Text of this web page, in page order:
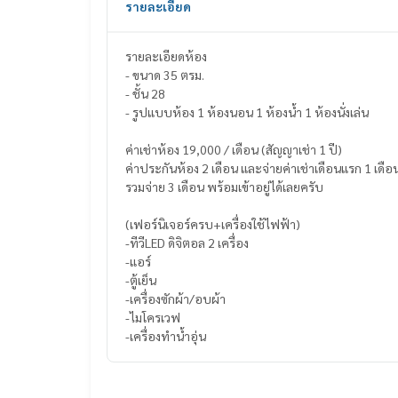
รายละเอียด
รายละเอียดห้อง
- ขนาด 35 ตรม.
- ชั้น 28
- รูปแบบห้อง 1 ห้องนอน 1 ห้องน้ำ 1 ห้องนั่งเล่น
ค่าเช่าห้อง 19,000 / เดือน (สัญญาเช่า 1 ปี)
ค่าประกันห้อง 2 เดือน และจ่ายค่าเช่าเดือนแรก 1 เดือ
รวมจ่าย 3 เดือน พร้อมเข้าอยู่ได้เลยครับ
(เฟอร์นิเจอร์ครบ+เครื่องใช้ไฟฟ้า)
-ทีวีLED ดิจิตอล 2 เครื่อง
-แอร์
-ตู้เย็น
-เครื่องซักผ้า/อบผ้า
-ไมโครเวฟ
-เครื่องทำน้ำอุ่น